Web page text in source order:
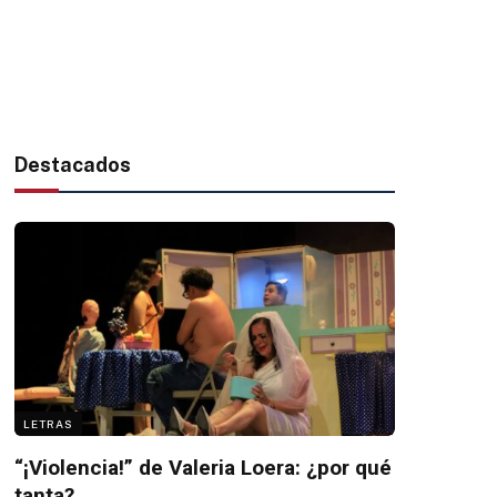
Destacados
LETRAS
“¡Violencia!” de Valeria Loera: ¿por qué